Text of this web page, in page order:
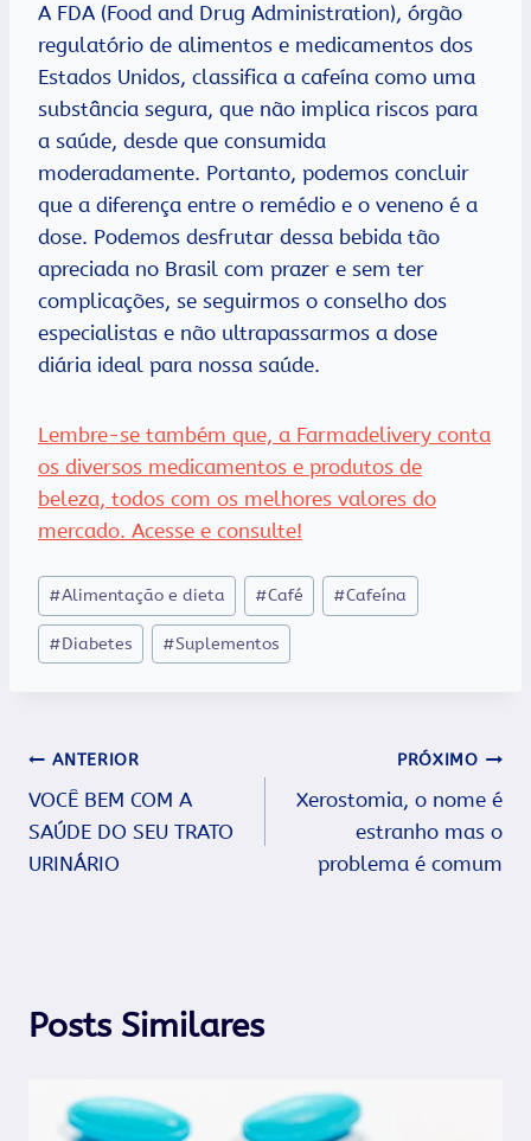
A FDA (Food and Drug Administration), órgão
regulatório de alimentos e medicamentos dos
Estados Unidos, classifica a cafeína como uma
substância segura, que não implica riscos para
a saúde, desde que consumida
moderadamente. Portanto, podemos concluir
que a diferença entre o remédio e o veneno é a
dose. Podemos desfrutar dessa bebida tão
apreciada no Brasil com prazer e sem ter
complicações, se seguirmos o conselho dos
especialistas e não ultrapassarmos a dose
diária ideal para nossa saúde.
Lembre-se também que, a Farmadelivery conta
os diversos medicamentos e produtos de
beleza, todos com os melhores valores do
mercado. Acesse e consulte!
Tags
do
Post:
#Alimentação e dieta #Café #Cafeína
#Diabetes #Suplementos
Navegação
de
Post
ANTERIOR
VOCÊ BEM COM A
SAÚDE DO SEU TRATO
URINÁRIO
PRÓXIMO
Xerostomia, o nome é
estranho mas o
problema é comum
Posts Similares